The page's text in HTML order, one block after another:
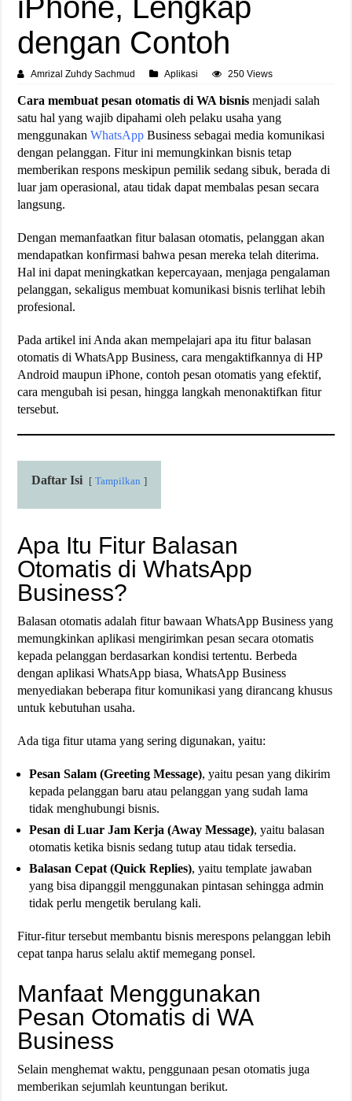
dengan Contoh
Amrizal Zuhdy Sachmud Aplikasi 250 Views
Cara membuat pesan otomatis di WA bisnis menjadi salah
satu hal yang wajib dipahami oleh pelaku usaha yang
menggunakanWhatsApp Business sebagai media komunikasi
dengan pelanggan. Fitur ini memungkinkan bisnis tetap
memberikan respons meskipun pemilik sedang sibuk, berada di
luar jam operasional, atau tidak dapat membalas pesan secara
langsung.
Dengan memanfaatkan fitur balasan otomatis, pelanggan akan
mendapatkan konfirmasi bahwa pesan mereka telah diterima.
Hal ini dapat meningkatkan kepercayaan, menjaga pengalaman
pelanggan, sekaligus membuat komunikasi bisnis terlihat lebih
profesional.
Pada artikel ini Anda akan mempelajari apa itu fitur balasan
otomatis di WhatsApp Business, cara mengaktifkannya di HP
Android maupun iPhone, contoh pesan otomatis yang efektif,
cara mengubah isi pesan, hingga langkah menonaktifkan fitur
tersebut.
Daftar Isi Tampilkan
Apa Itu Fitur Balasan
Otomatis di WhatsApp
Business?
Balasan otomatis adalah fitur bawaan WhatsApp Business yang
memungkinkan aplikasi mengirimkan pesan secara otomatis
kepada pelanggan berdasarkan kondisi tertentu. Berbeda
dengan aplikasi WhatsApp biasa, WhatsApp Business
menyediakan beberapa fitur komunikasi yang dirancang khusus
untuk kebutuhan usaha.
Ada tiga fitur utama yang sering digunakan, yaitu:
Pesan Salam (Greeting Message), yaitu pesan yang dikirim
kepada pelanggan baru atau pelanggan yang sudah lama
tidak menghubungi bisnis.
Pesan di Luar Jam Kerja (Away Message), yaitu balasan
otomatis ketika bisnis sedang tutup atau tidak tersedia.
Balasan Cepat (Quick Replies), yaitu template jawaban
yang bisa dipanggil menggunakan pintasan sehingga admin
tidak perlu mengetik berulang kali.
Fitur-fitur tersebut membantu bisnis merespons pelanggan lebih
cepat tanpa harus selalu aktif memegang ponsel.
Manfaat Menggunakan
Pesan Otomatis di WA
Business
Selain menghemat waktu, penggunaan pesan otomatis juga
memberikan sejumlah keuntungan berikut.